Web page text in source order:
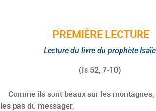
le
PREMIÈRE LECTURE
Lecture du livre du prophète Isaïe
(Is 52, 7-10)
Comme ils sont beaux sur les montagnes,
les pas du messager,